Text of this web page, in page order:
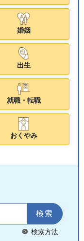
婚姻
出生
就職・転職
おくやみ
検索方法